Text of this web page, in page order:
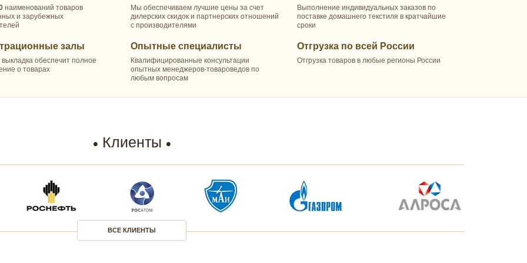
наименований товаров
и зарубежных
залы
обеспечит полное
о товарах
Мы обеспечиваем лучшие цены за счет
дилерских скидок и партнерских отношений
с производителями
Опытные специалисты
Квалифицированные консультации
опытных менеджеров-товароведов по
любым вопросам
Выполнение индивидуальных заказов по
поставке домашнего текстиля в кратчайшие
сроки
Отгрузка по всей России
Отгрузка товаров в любые регионы России
Клиенты
ВСЕ КЛИЕНТЫ